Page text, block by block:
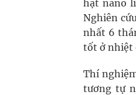
hạt nano
Nghiên
nhất 6
tốt ở nhiệt
Thí
tương tự